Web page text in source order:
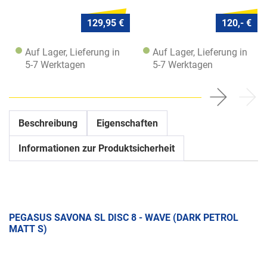
129,95 €
Auf Lager, Lieferung in
5-7 Werktagen
120,- €
Auf Lager, Lieferung in
5-7 Werktagen
Beschreibung Eigenschaften
Informationen zur Produktsicherheit
PEGASUS SAVONA SL DISC 8 - WAVE (DARK PETROL
MATT S)